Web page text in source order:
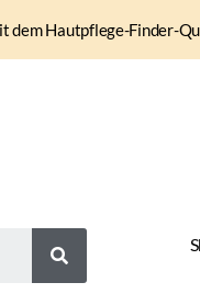
dem Hautpflege-Finder-